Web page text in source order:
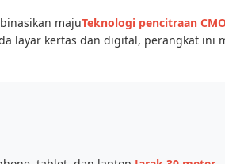
majuTeknologi pencitraan
layar kertas dan digital, perangkat ini